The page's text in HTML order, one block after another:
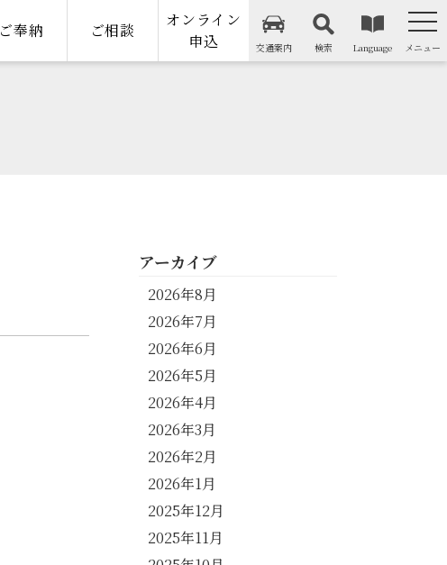
ご奉納 ご相談
オンライン
申込
交通案内 検索 Language メニュー
アーカイブ
2026年8月
2026年7月
2026年6月
2026年5月
2026年4月
2026年3月
2026年2月
2026年1月
2025年12月
2025年11月